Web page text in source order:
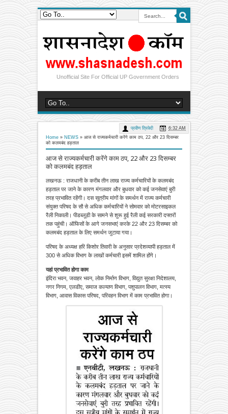
Unofficial Site For Official UP Government Orders
Home » NEWS » आज से राज्यकर्मचारी करेंगे काम ठप, 22 और 23 दिसम्बर
को कलमबंद हड़ताल
आज से राज्यकर्मचारी करेंगे काम ठप, 22 और 23 दिसम्बर
को कलमबंद हड़ताल
प्रवीण त्रिवेदी 6:32 AM
लखनऊ : राजधानी के करीब तीन लाख राज्य कर्मचारियों के कलमबंद
हड़ताल पर जाने के कारण मंगलवार और बुधवार को कई जनसेवाएं बुरी
तरह प्रभावित रहेंगी। दस सूत्रीय मांगों के समर्थन में राज्य कर्मचारी
संयुक्त परिषद के सौ से अधिक कर्मचारियों ने सोमवार को मोटरसाइकल
रैली निकाली। पीडब्लूडी के सामने से शुरू हुई रैली कई सरकारी दफ्तरों
तक पहुंची। ऑफिसों के आगे जनसभाएं करके 22 और 23 दिसम्बर को
कलमबंद हड़ताल के लिए समर्थन जुटाया गया।
परिषद के अध्यक्ष हरि किशोर तिवारी के अनुसार प्रदेशव्यापी हड़ताल में
300 से अधिक विभाग के लाखों कर्मचारी इसमें शामिल होंगे।
यहां प्रभावित होगा काम
इंदिरा भवन, जवाहर भवन, लोक निर्माण विभाग, विद्युत सुरक्षा निदेशालय,
नगर निगम, एलडीए, समाज कल्याण विभाग, पशुपालन विभाग, मत्स्य
विभाग, आवास विकास परिषद, परिवहन विभाग में काम प्रभावित होगा।